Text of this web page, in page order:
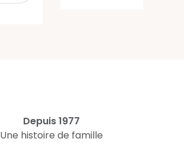
Depuis 1977
Une histoire de famille